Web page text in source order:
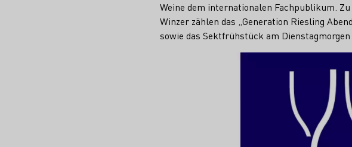
Weine dem internationalen Fachpublikum.
Winzer zählen das „Generation Riesling
sowie das Sektfrühstück am